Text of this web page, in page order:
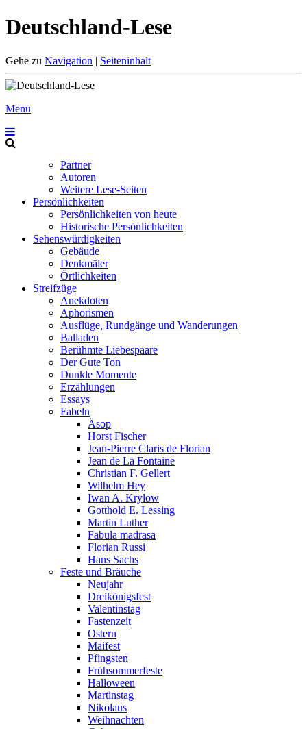
Deutschland-Lese
Gehe zu Navigation | Seiteninhalt
Menü
Partner
Autoren
Weitere Lese-Seiten
Persönlichkeiten
Persönlichkeiten von heute
Historische Persönlichkeiten
Sehenswürdigkeiten
Gebäude
Denkmäler
Örtlichkeiten
Streifzüge
Anekdoten
Aphorismen
Ausflüge, Rundgänge und Wanderungen
Balladen
Berühmte Liebespaare
Der Gute Ton
Dunkle Momente
Erzählungen
Essays
Fabeln
Äsop
Horst Fischer
Jean-Pierre Claris de Florian
Jean de La Fontaine
Christian F. Gellert
Wilhelm Hey
Iwan A. Krylow
Gotthold E. Lessing
Martin Luther
Fabula madrasa
Florian Russi
Hans Sachs
Feste und Bräuche
Neujahr
Dreikönigsfest
Valentinstag
Fastenzeit
Ostern
Maifest
Pfingsten
Frühsommerfeste
Halloween
Martinstag
Nikolaus
Weihnachten